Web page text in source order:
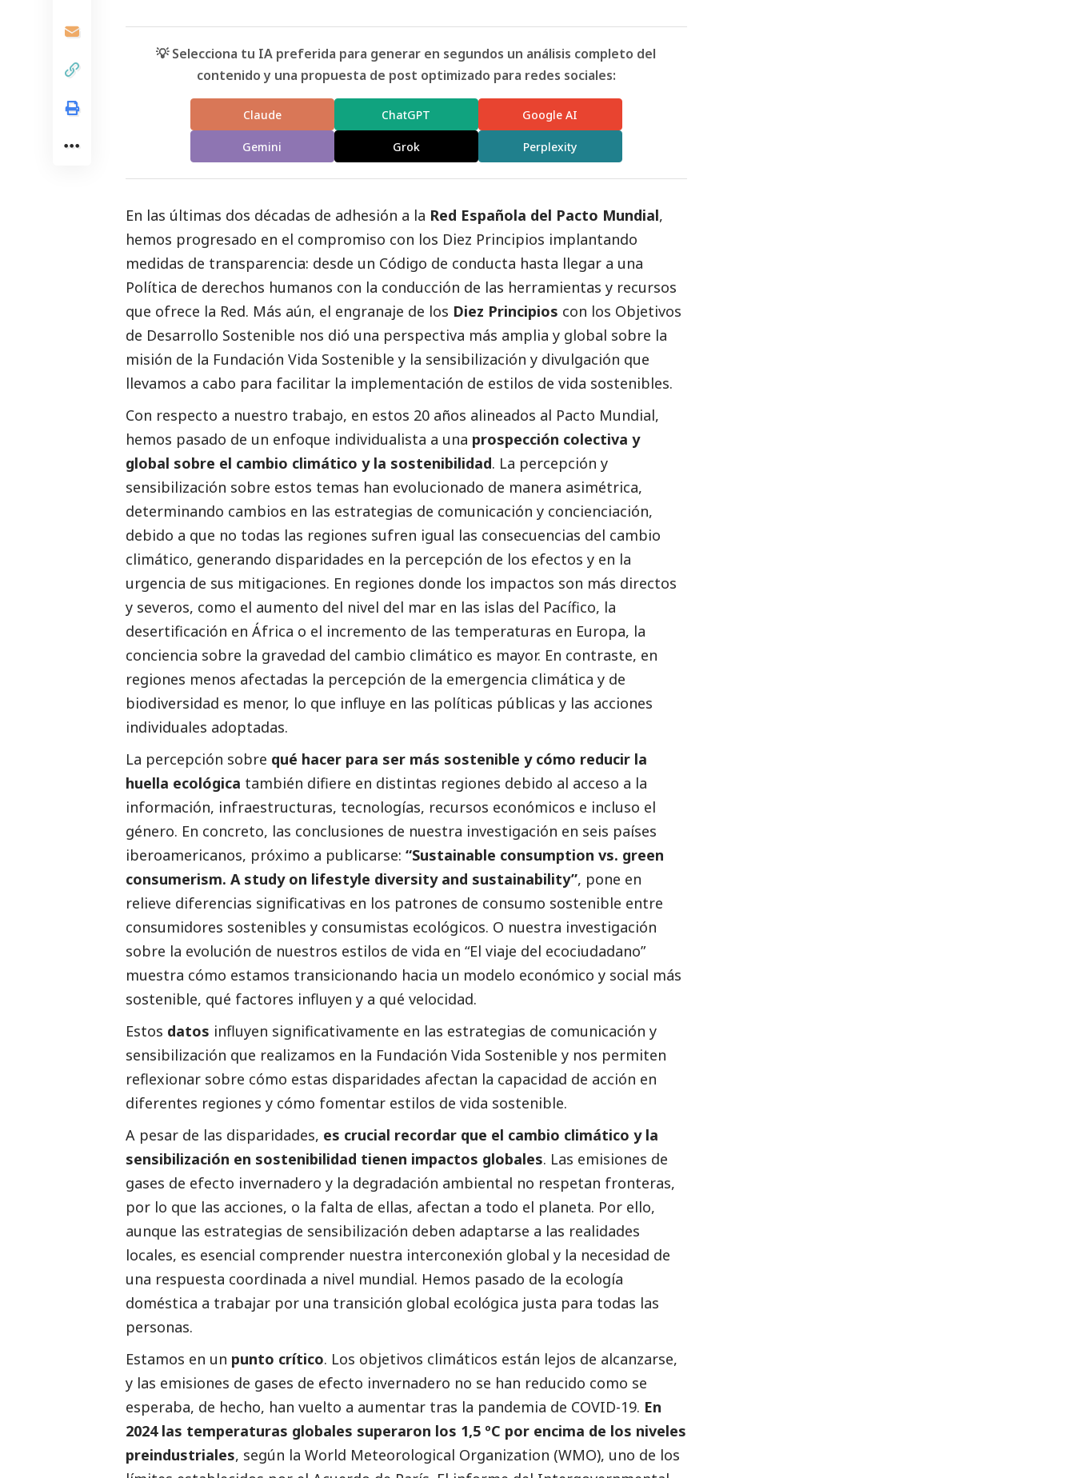
💡 Selecciona tu IA preferida para generar en segundos un análisis completo del
contenido y una propuesta de post optimizado para redes sociales:
Claude ChatGPT Google AI
Gemini Grok Perplexity
En las últimas dos décadas de adhesión a la Red Española del Pacto Mundial,
hemos progresado en el compromiso con los Diez Principios implantando
medidas de transparencia: desde un Código de conducta hasta llegar a una
Política de derechos humanos con la conducción de las herramientas y recursos
que ofrece la Red. Más aún, el engranaje de los Diez Principios con los Objetivos
de Desarrollo Sostenible nos dió una perspectiva más amplia y global sobre la
misión de la Fundación Vida Sostenible y la sensibilización y divulgación que
llevamos a cabo para facilitar la implementación de estilos de vida sostenibles.
Con respecto a nuestro trabajo, en estos 20 años alineados al Pacto Mundial,
hemos pasado de un enfoque individualista a una prospección colectiva y
global sobre el cambio climático y la sostenibilidad. La percepción y
sensibilización sobre estos temas han evolucionado de manera asimétrica,
determinando cambios en las estrategias de comunicación y concienciación,
debido a que no todas las regiones sufren igual las consecuencias del cambio
climático, generando disparidades en la percepción de los efectos y en la
urgencia de sus mitigaciones. En regiones donde los impactos son más directos
y severos, como el aumento del nivel del mar en las islas del Pacífico, la
desertificación en África o el incremento de las temperaturas en Europa, la
conciencia sobre la gravedad del cambio climático es mayor. En contraste, en
regiones menos afectadas la percepción de la emergencia climática y de
biodiversidad es menor, lo que influye en las políticas públicas y las acciones
individuales adoptadas.
La percepción sobre qué hacer para ser más sostenible y cómo reducir la
huella ecológica también difiere en distintas regiones debido al acceso a la
información, infraestructuras, tecnologías, recursos económicos e incluso el
género. En concreto, las conclusiones de nuestra investigación en seis países
iberoamericanos, próximo a publicarse: “Sustainable consumption vs. green
consumerism. A study on lifestyle diversity and sustainability”, pone en
relieve diferencias significativas en los patrones de consumo sostenible entre
consumidores sostenibles y consumistas ecológicos. O nuestra investigación
sobre la evolución de nuestros estilos de vida en “El viaje del ecociudadano”
muestra cómo estamos transicionando hacia un modelo económico y social más
sostenible, qué factores influyen y a qué velocidad.
Estos datos influyen significativamente en las estrategias de comunicación y
sensibilización que realizamos en la Fundación Vida Sostenible y nos permiten
reflexionar sobre cómo estas disparidades afectan la capacidad de acción en
diferentes regiones y cómo fomentar estilos de vida sostenible.
A pesar de las disparidades, es crucial recordar que el cambio climático y la
sensibilización en sostenibilidad tienen impactos globales. Las emisiones de
gases de efecto invernadero y la degradación ambiental no respetan fronteras,
por lo que las acciones, o la falta de ellas, afectan a todo el planeta. Por ello,
aunque las estrategias de sensibilización deben adaptarse a las realidades
locales, es esencial comprender nuestra interconexión global y la necesidad de
una respuesta coordinada a nivel mundial. Hemos pasado de la ecología
doméstica a trabajar por una transición global ecológica justa para todas las
personas.
Estamos en un punto crítico. Los objetivos climáticos están lejos de alcanzarse,
y las emisiones de gases de efecto invernadero no se han reducido como se
esperaba, de hecho, han vuelto a aumentar tras la pandemia de COVID-19. En
2024 las temperaturas globales superaron los 1,5 ºC por encima de los niveles
preindustriales, según la World Meteorological Organization (WMO), uno de los